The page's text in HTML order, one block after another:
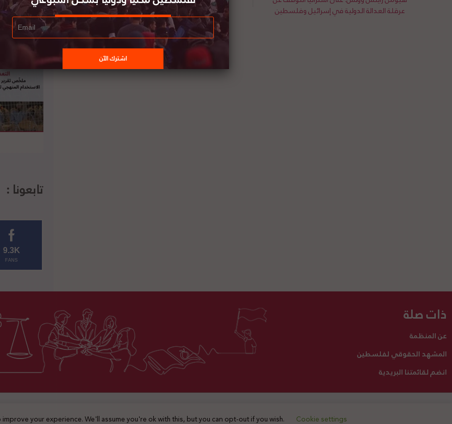
للعدالة أم ملهاة للسيطرة؟
عرقلة العدالة الدولية في إسرائيل وفلسطين
تابعونا :
9.3K
FANS
ذات صلة
عن المنظمة
المشهد الحقوقي لفلسطين
انضم لقائمتنا البريدية
اتصل بنا تبرع لنا 2025 © جميع الحقوق محفوظة
your experience. We'll assume you're ok with this, but you can opt-out if you wish. Cookie settings